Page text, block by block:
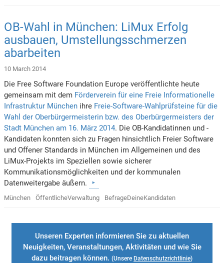
OB-Wahl in München: LiMux Erfolg
ausbauen, Umstellungsschmerzen
abarbeiten
10 March 2014
Die Free Software Foundation Europe veröffentlichte heute
gemeinsam mit dem Förderverein für eine Freie Informationelle
Infrastruktur München ihre Freie-Software-Wahlprüfsteine für die
Wahl der Oberbürgermeisterin bzw. des Oberbürgermeisters der
Stadt München am 16. März 2014. Die OB-Kandidatinnen und -
Kandidaten konnten sich zu Fragen hinsichtlich Freier Software
und Offener Standards in München im Allgemeinen und des
LiMux-Projekts im Speziellen sowie sicherer
Kommunikationsmöglichkeiten und der kommunalen
Datenweitergabe äußern.
München ÖffentlicheVerwaltung BefrageDeineKandidaten
Unseren Experten informieren Sie zu aktuellen
Neuigkeiten, Veranstaltungen, Aktivitäten und wie Sie
dazu beitragen können. (Unsere Datenschutzrichtlinie)